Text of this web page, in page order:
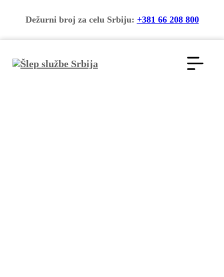
Dežurni broj za celu Srbiju: +381 66 208 800